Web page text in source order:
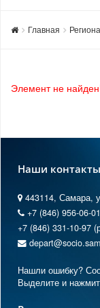
Главная
Элемент не
Наши контакты
443114, Самара,
+7 (846) 956-06-01
+7 (846) 331-10-97
Нашли ошибку?
Выделите и